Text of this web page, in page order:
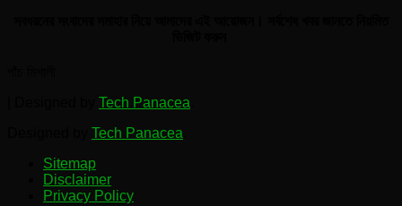
Tech Panacea
Tech Panacea
Sitemap
Disclaimer
Privacy Policy